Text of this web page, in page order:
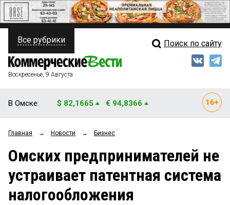
ПОЛИТИКА
ФИНАНСЫ
ОБЩЕСТВО
ЗАКОН
НОВОСТИ КОМПАНИЙ
Свежий выпуск
Рейтинги
Блоги
Все рубрики Поиск по сайту
Воскресенье, 9 Августа
В Омске: $ 82,1665 € 94,8366
Главная → Новости → Бизнес
Омских предпринимателей не
устраивает патентная система
налогообложения